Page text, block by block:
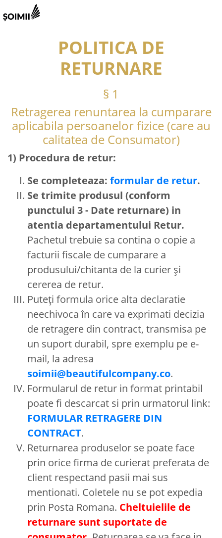
POLITICA DE
RETURNARE
§ 1
Retragerea renuntarea la cumparare
aplicabila persoanelor fizice (care au
calitatea de Consumator)
1) Procedura de retur:
Se completeaza: formular de retur.
Se trimite produsul (conform
punctului 3 - Date returnare) in
atentia departamentului Retur.
Pachetul trebuie sa contina o copie a
facturii fiscale de cumparare a
produsului/chitanta de la curier și
cererea de retur.
Puteți formula orice alta declaratie
neechivoca în care va exprimati decizia
de retragere din contract, transmisa pe
un suport durabil, spre exemplu pe e-
mail, la adresa
soimii@beautifulcompany.co.
Formularul de retur in format printabil
poate fi descarcat si prin urmatorul link:
FORMULAR RETRAGERE DIN
CONTRACT.
Returnarea produselor se poate face
prin orice firma de curierat preferata de
client respectand pasii mai sus
mentionati. Coletele nu se pot expedia
prin Posta Romana. Cheltuielile de
returnare sunt suportate de